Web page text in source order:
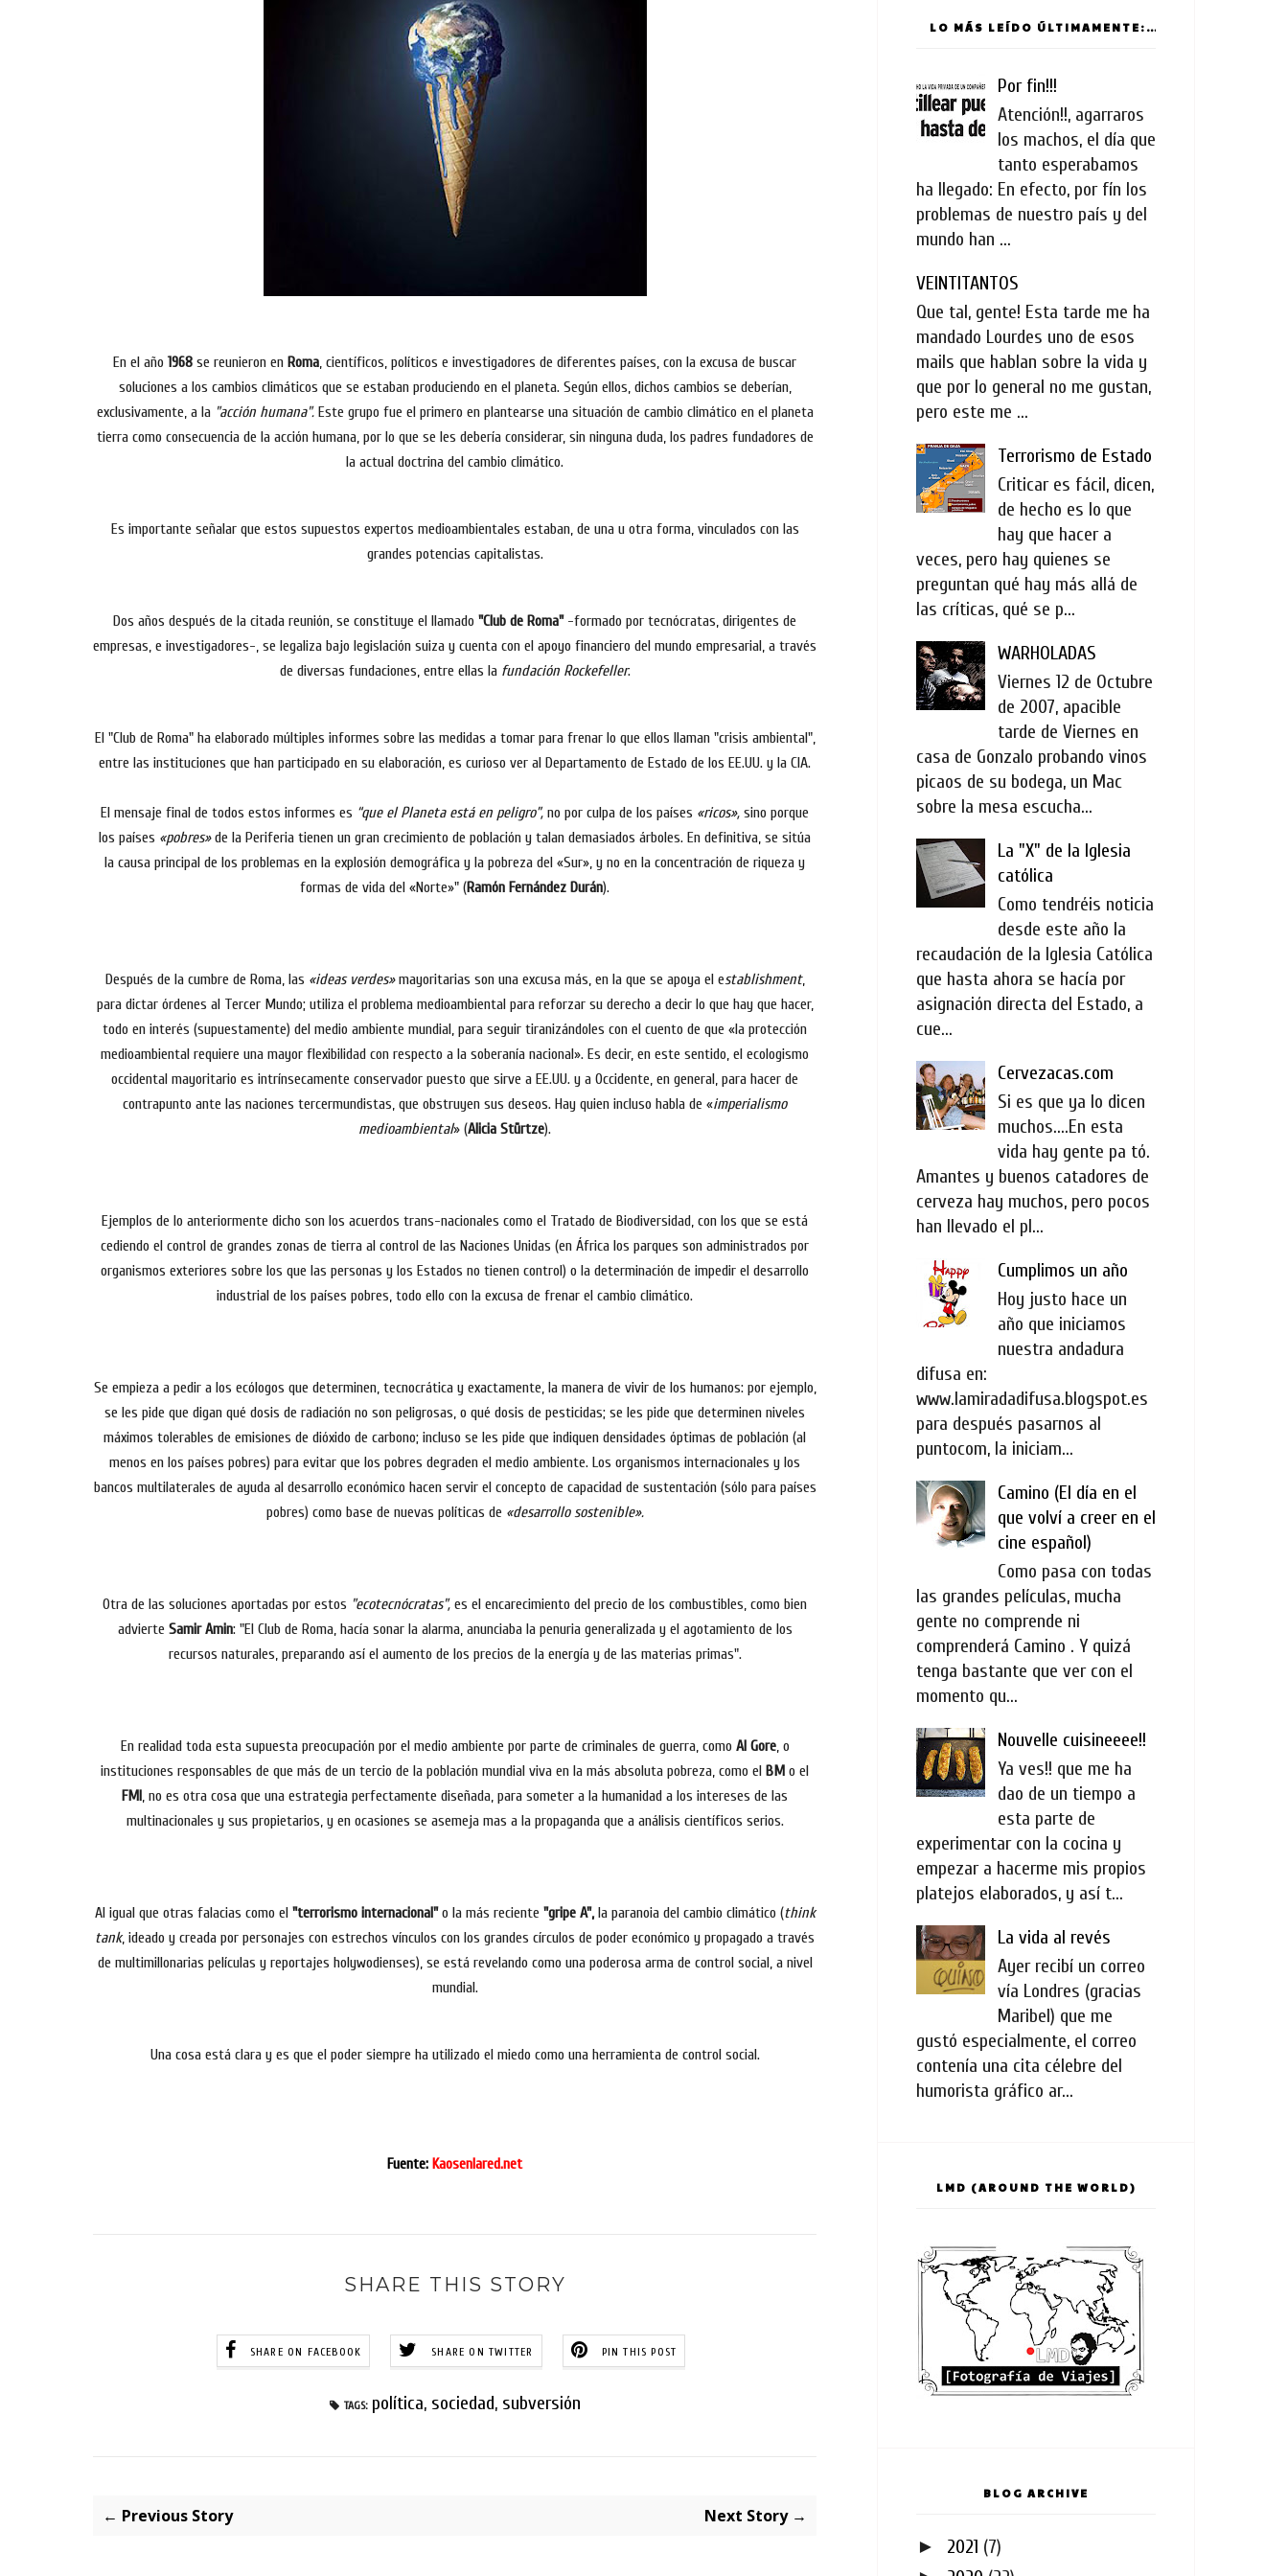
En el año 1968 se reunieron en Roma, científicos, políticos e investigadores de diferentes países, con la excusa de buscar
soluciones a los cambios climáticos que se estaban produciendo en el planeta. Según ellos, dichos cambios se deberían,
exclusivamente, a la "acción humana".Este grupo fue el primero en plantearse una situación de cambio climático en el planeta
tierra como consecuencia de la acción humana, por lo que se les debería considerar, sin ninguna duda, los padres fundadores de
la actual doctrina del cambio climático.
Es importante señalar que estos supuestos expertos medioambientales estaban, de una u otra forma, vinculados con las
grandes potencias capitalistas.
Dos años después de la citada reunión, se constituye el llamado "Club de Roma"-formado por tecnócratas, dirigentes de
empresas, e investigadores-, se legaliza bajo legislación suiza y cuenta con el apoyo financiero del mundo empresarial, a través
de diversas fundaciones, entre ellas la fundación Rockefeller.
El "Club de Roma" ha elaborado múltiples informes sobre las medidas a tomar para frenar lo que ellos llaman "crisis ambiental",
entre las instituciones que han participado en su elaboración, es curioso ver al Departamento de Estado de los EE.UU. y la CIA.
El mensaje final de todos estos informes es “que el Planeta está en peligro”, no por culpa de los países «ricos», sino porque
los países «pobres»de la Periferia tienen un gran crecimiento de población y talan demasiados árboles. En definitiva, se sitúa
la causa principal de los problemas en la explosión demográfica y la pobreza del «Sur», y no en la concentración de riqueza y
formas de vida del «Norte»" (Ramón Fernández Durán).
Después de la cumbre de Roma, las «ideas verdes»mayoritarias son una excusa más, en la que se apoya el establishment,
para dictar órdenes al Tercer Mundo; utiliza el problema medioambiental para reforzar su derecho a decir lo que hay que hacer,
todo en interés (supuestamente) del medio ambiente mundial, para seguir tiranizándoles con el cuento de que «la protección
medioambiental requiere una mayor flexibilidad con respecto a la soberanía nacional». Es decir, en este sentido, el ecologismo
occidental mayoritario es intrínsecamente conservador puesto que sirve a EE.UU. y a Occidente, en general, para hacer de
contrapunto ante las naciones tercermundistas, que obstruyen sus deseos. Hay quien incluso habla de «imperialismo
medioambiental» (Alicia Stürtze).
Ejemplos de lo anteriormente dicho son los acuerdos trans-nacionales como el Tratado de Biodiversidad, con los que se está
cediendo el control de grandes zonas de tierra al control de las Naciones Unidas (en África los parques son administrados por
organismos exteriores sobre los que las personas y los Estados no tienen control) o la determinación de impedir el desarrollo
industrial de los países pobres, todo ello con la excusa de frenar el cambio climático.
Se empieza a pedir a los ecólogos que determinen, tecnocrática y exactamente, la manera de vivir de los humanos: por ejemplo,
se les pide que digan qué dosis de radiación no son peligrosas, o qué dosis de pesticidas; se les pide que determinen niveles
máximos tolerables de emisiones de dióxido de carbono; incluso se les pide que indiquen densidades óptimas de población (al
menos en los países pobres) para evitar que los pobres degraden el medio ambiente. Los organismos internacionales y los
bancos multilaterales de ayuda al desarrollo económico hacen servir el concepto de capacidad de sustentación (sólo para países
pobres) como base de nuevas políticas de «desarrollo sostenible».
Otra de las soluciones aportadas por estos "ecotecnócratas", es el encarecimiento del precio de los combustibles, como bien
advierte Samir Amin: "El Club de Roma, hacía sonar la alarma, anunciaba la penuria generalizada y el agotamiento de los
recursos naturales, preparando así el aumento de los precios de la energía y de las materias primas".
En realidad toda esta supuesta preocupación por el medio ambiente por parte de criminales de guerra, como Al Gore, o
instituciones responsables de que más de un tercio de la población mundial viva en la más absoluta pobreza, como el BM o el
FMI, no es otra cosa que una estrategia perfectamente diseñada, para someter a la humanidad a los intereses de las
multinacionales y sus propietarios, y en ocasiones se asemeja mas a la propaganda que a análisis científicos serios.
Al igual que otras falacias como el "terrorismo internacional"o la más reciente "gripe A",la paranoia del cambio climático (think
tank, ideado y creada por personajes con estrechos vínculos con los grandes círculos de poder económico y propagado a través
de multimillonarias películas y reportajes holywodienses), se está revelando como una poderosa arma de control social, a nivel
mundial.
Una cosa está clara y es que el poder siempre ha utilizado el miedo como una herramienta de control social.
Fuente: Kaosenlared.net
SHARE THIS STORY
SHARE ON FACEBOOK SHARE ON TWITTER PIN THIS POST
TAGS: política, sociedad, subversión
← Previous Story Next Story →
LO MÁS LEÍDO ÚLTIMAMENTE:
Por fin!!!
Atención!!, agarraros
los machos, el día que
tanto esperabamos
ha llegado: En efecto, por fín los
problemas de nuestro país y del
mundo han ...
VEINTITANTOS
Que tal, gente! Esta tarde me ha
mandado Lourdes uno de esos
mails que hablan sobre la vida y
que por lo general no me gustan,
pero este me ...
Terrorismo de Estado
Criticar es fácil, dicen,
de hecho es lo que
hay que hacer a
veces, pero hay quienes se
preguntan qué hay más allá de
las críticas, qué se p...
WARHOLADAS
Viernes 12 de Octubre
de 2007, apacible
tarde de Viernes en
casa de Gonzalo probando vinos
picaos de su bodega, un Mac
sobre la mesa escucha...
La "X" de la Iglesia
católica
Como tendréis noticia
desde este año la
recaudación de la Iglesia Católica
que hasta ahora se hacía por
asignación directa del Estado, a
cue...
Cervezacas.com
Si es que ya lo dicen
muchos....En esta
vida hay gente pa tó.
Amantes y buenos catadores de
cerveza hay muchos, pero pocos
han llevado el pl...
Cumplimos un año
Hoy justo hace un
año que iniciamos
nuestra andadura
difusa en:
www.lamiradadifusa.blogspot.es
para después pasarnos al
puntocom, la iniciam...
Camino (El día en el
que volví a creer en el
cine español)
Como pasa con todas
las grandes películas, mucha
gente no comprende ni
comprenderá Camino . Y quizá
tenga bastante que ver con el
momento qu...
Nouvelle cuisineeee!!
Ya ves!! que me ha
dao de un tiempo a
esta parte de
experimentar con la cocina y
empezar a hacerme mis propios
platejos elaborados, y así t...
La vida al revés
Ayer recibí un correo
vía Londres (gracias
Maribel) que me
gustó especialmente, el correo
contenía una cita célebre del
humorista gráfico ar...
LMD (AROUND THE WORLD)
BLOG ARCHIVE
► 2021 (7)